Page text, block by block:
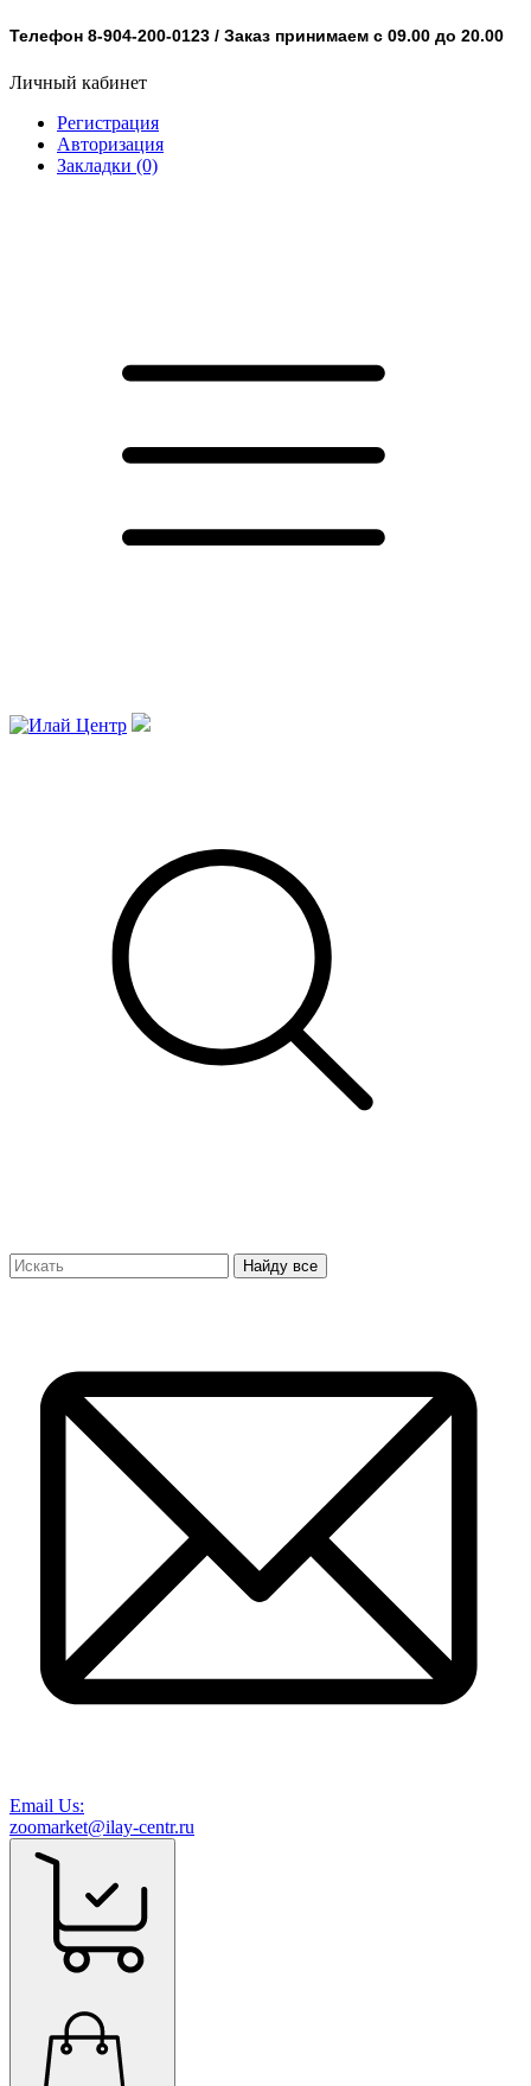
Телефон 8-904-200-0123 / Заказ принимаем с 09.00 до 20.00
Личный кабинет
Регистрация
Авторизация
Закладки (0)
Найду все
Email Us:
zoomarket@ilay-centr.ru